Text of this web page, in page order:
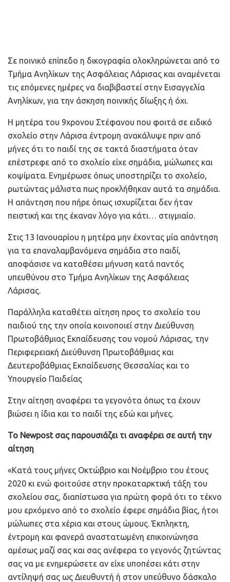
Σε ποινικό επίπεδο η δικογραφία ολοκληρώνεται από το
Τμήμα Ανηλίκων της Ασφάλειας Λάρισας και αναμένεται
τις επόμενες ημέρες να διαβιβαστεί στην Εισαγγελία
Ανηλίκων, για την άσκηση ποινικής δίωξης ή όχι.
Η μητέρα του 9χρονου Στέφανου που φοιτά σε ειδικό
σχολείο στην Λάρισα έντρομη ανακάλυψε πριν από
μήνες ότι το παιδί της σε τακτά διαστήματα όταν
επέστρεφε από το σχολείο είχε σημάδια, μώλωπες και
κοψίματα. Ενημέρωσε όπως υποστηρίζει το σχολείο,
ρωτώντας μάλιστα πως προκλήθηκαν αυτά τα σημάδια.
Η απάντηση που πήρε όπως ισχυρίζεται δεν ήταν
πειστική και της έκαναν λόγο για κάτι… στιγμιαίο.
Στις 13 Ιανουαρίου η μητέρα μην έχοντας μία απάντηση
για τα επαναλαμβανόμενα σημάδια στο παιδί,
αποφάσισε να καταθέσει μήνυση κατά παντός
υπευθύνου στο Τμήμα Ανηλίκων της Ασφάλειας
Λάρισας.
Παράλληλα καταθέτει αίτηση προς το σχολείο του
παιδιού της την οποία κοινοποιεί στην Διεύθυνση
Πρωτοβάθμιας Εκπαίδευσης του νομού Λάρισας, την
Περιφερειακή Διεύθυνση Πρωτοβάθμιας και
Δευτεροβάθμιας Εκπαίδευσης Θεσσαλίας και το
Υπουργείο Παιδείας
Στην αίτηση αναφέρει τα γεγονότα όπως τα έχουν
βιώσει η ίδια και το παιδί της εδώ και μήνες.
Το Newpost σας παρουσιάζει τι αναφέρει σε αυτή την
αίτηση
«Κατά τους μήνες Οκτώβριο και Νοέμβριο του έτους
2020 κι ενώ φοιτούσε στην προκαταρκτική τάξη του
σχολείου σας, διαπίστωσα για πρώτη φορά ότι το τέκνο
μου ερχόμενο από το σχολείο έφερε σημάδια βίας, ήτοι
μώλωπες στα χέρια και στους ώμους. Έκπληκτη,
έντρομη και φανερά αναστατωμένη επικοινώνησα
αμέσως μαζί σας και σας ανέφερα το γεγονός ζητώντας
σας να με ενημερώσετε αν είχε υποπέσει κάτι στην
αντίληψή σας ως Διευθυντή ή στον υπεύθυνο δάσκαλο